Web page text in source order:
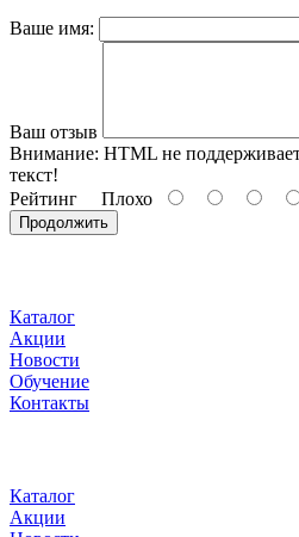
папульно
микропапульно
Рекомендуется
мезороллер или
Ваше имя:
Ваш отзыв
Внимание: HTML не
текст!
Рейтинг Плохо
Продолжить
Каталог
Акции
Новости
Обучение
Контакты
Каталог
Акции